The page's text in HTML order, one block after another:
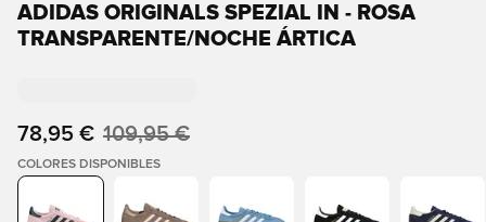
ADIDAS ORIGINALS SPEZIAL IN - ROSA
TRANSPARENTE/NOCHE ÁRTICA
78,95 € 109,95 €
COLORES DISPONIBLES